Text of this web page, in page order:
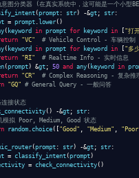
图分类器 (在真实系统中，这可能是一个小型
(prompt : str) -&gt ; str :
= prompt . lower ()
( keyword in prompt for keyword in [ "打
"VC"
# Vehicle Control - 车辆控制
( keyword in prompt for keyword in [ "多
"RI"
# Realtime Info - 实时信息
(prompt) &gt ; 50 and any ( keyword in
"CR"
# Complex Reasoning - 复杂推
"GQ" # General Query - 一般问答
接状态
() -&gt ; str :
模拟 Poor, Medium, Good 状态
random . choice ([ "Good" , "Medium" ,
(prompt : str) -&gt ; str :
= classify_intent (prompt)
= check_connectivity ()